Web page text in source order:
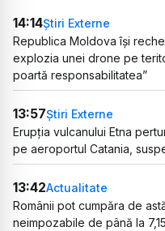
14:14Știri Externe
Republica Moldova își
explozia unei drone pe
poartă responsabilitatea”
13:57Știri Externe
Erupția vulcanului Etna
pe aeroportul Catania,
13:42Actualitate
Românii pot cumpăra de
neimpozabile de până la